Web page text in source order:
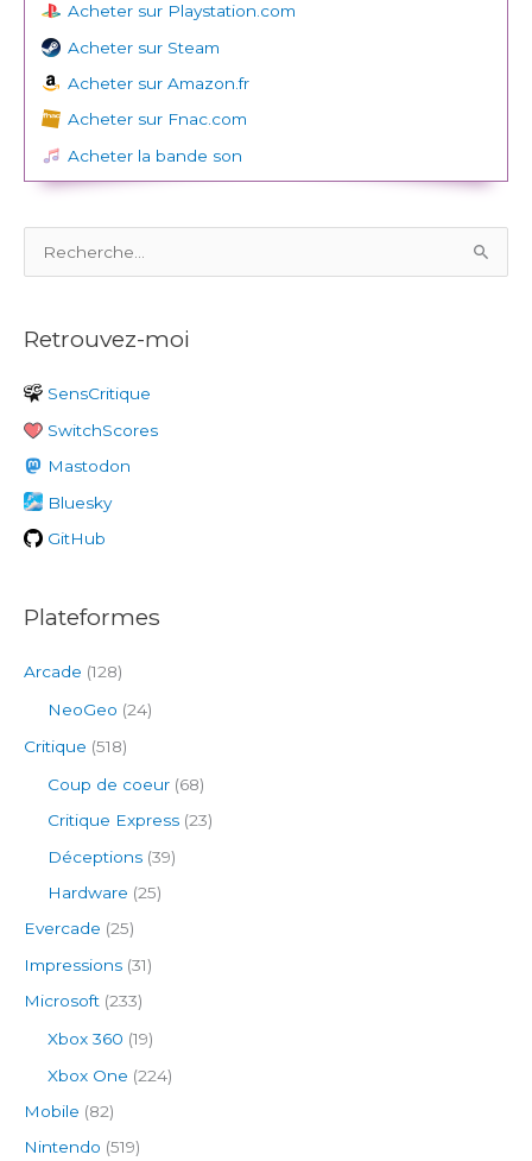
Acheter sur Playstation.com
Acheter sur Steam
Acheter sur Amazon.fr
Acheter sur Fnac.com
Acheter la bande son
e
h
r
c
h
e
r
Retrouvez-moi
SensCritique
SwitchScores
Mastodon
Bluesky
GitHub
Plateformes
Arcade (128)
NeoGeo (24)
Critique (518)
Coup de coeur (68)
Critique Express (23)
Déceptions (39)
Hardware (25)
Evercade (25)
Impressions (31)
Microsoft (233)
Xbox 360 (19)
Xbox One (224)
Mobile (82)
Nintendo (519)